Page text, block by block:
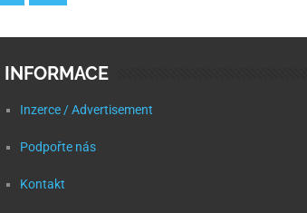
INFORMACE
Inzerce / Advertisement
Podpořte nás
Kontakt